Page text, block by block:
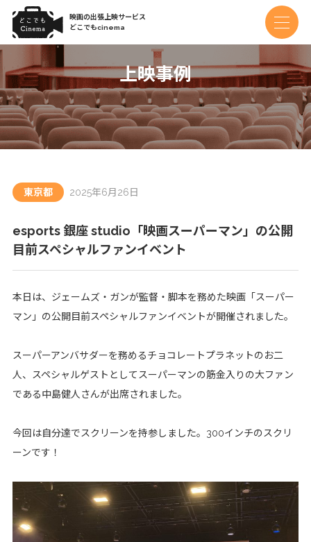
映画の出張上映サービス
どこでもcinema
上映事例
東京都 2025年6月26日
esports 銀座 studio「映画スーパーマン」の公開
目前スペシャルファンイベント
本日は、ジェームズ・ガンが監督・脚本を務めた映画「スーパー
マン」の公開目前スペシャルファンイベントが開催されました。
スーパーアンバサダーを務めるチョコレートプラネットのお二
人、スペシャルゲストとしてスーパーマンの筋金入りの大ファン
である中島健人さんが出席されました。
今回は自分達でスクリーンを持参しました。300インチのスクリ
ーンです！